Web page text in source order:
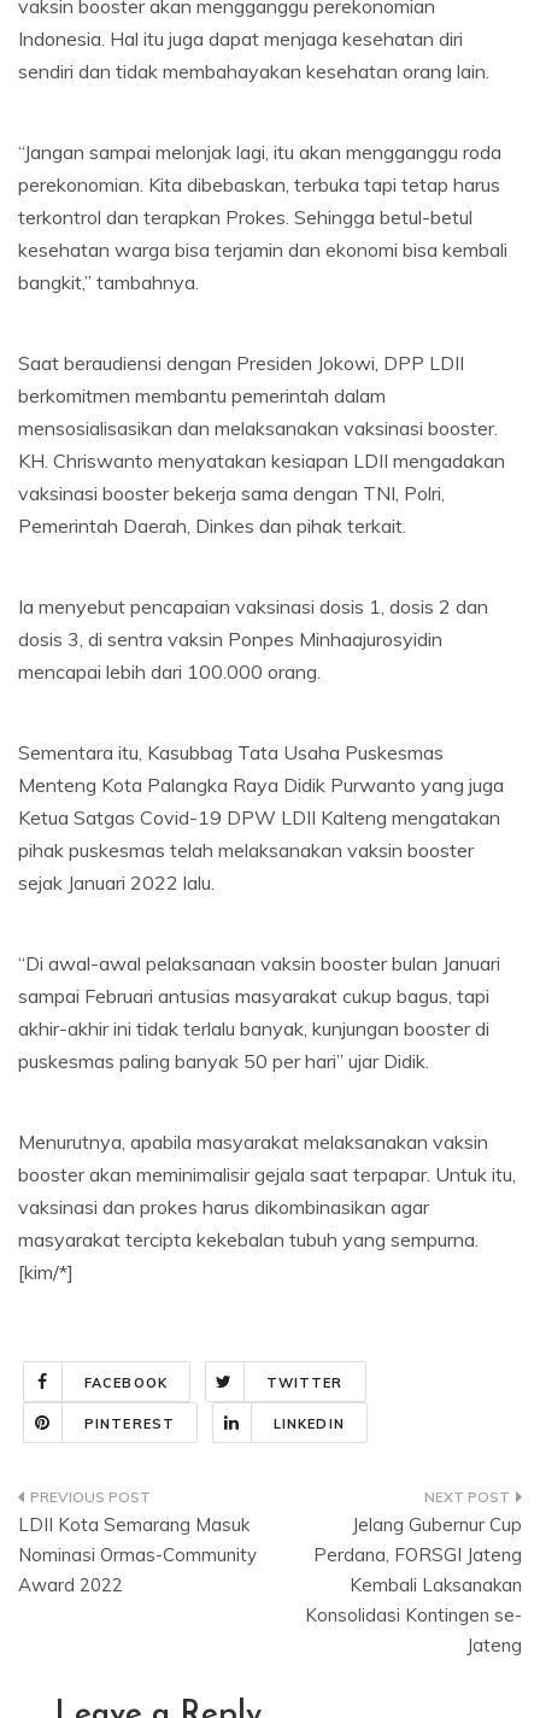
vaksin booster akan mengganggu perekonomian
Indonesia. Hal itu juga dapat menjaga kesehatan diri
sendiri dan tidak membahayakan kesehatan orang lain.
“Jangan sampai melonjak lagi, itu akan mengganggu roda
perekonomian. Kita dibebaskan, terbuka tapi tetap harus
terkontrol dan terapkan Prokes. Sehingga betul-betul
kesehatan warga bisa terjamin dan ekonomi bisa kembali
bangkit,” tambahnya.
Saat beraudiensi dengan Presiden Jokowi, DPP LDII
berkomitmen membantu pemerintah dalam
mensosialisasikan dan melaksanakan vaksinasi booster.
KH. Chriswanto menyatakan kesiapan LDII mengadakan
vaksinasi booster bekerja sama dengan TNI, Polri,
Pemerintah Daerah, Dinkes dan pihak terkait.
Ia menyebut pencapaian vaksinasi dosis 1, dosis 2 dan
dosis 3, di sentra vaksin Ponpes Minhaajurosyidin
mencapai lebih dari 100.000 orang.
Sementara itu, Kasubbag Tata Usaha Puskesmas
Menteng Kota Palangka Raya Didik Purwanto yang juga
Ketua Satgas Covid-19 DPW LDII Kalteng mengatakan
pihak puskesmas telah melaksanakan vaksin booster
sejak Januari 2022 lalu.
“Di awal-awal pelaksanaan vaksin booster bulan Januari
sampai Februari antusias masyarakat cukup bagus, tapi
akhir-akhir ini tidak terlalu banyak, kunjungan booster di
puskesmas paling banyak 50 per hari” ujar Didik.
Menurutnya, apabila masyarakat melaksanakan vaksin
booster akan meminimalisir gejala saat terpapar. Untuk itu,
vaksinasi dan prokes harus dikombinasikan agar
masyarakat tercipta kekebalan tubuh yang sempurna.
[kim/*]
FACEBOOK TWITTER
PINTEREST LINKEDIN
Post
navigation
LDII Kota Semarang Masuk
Nominasi Ormas-Community
Award 2022
Jelang Gubernur Cup
Perdana, FORSGI Jateng
Kembali Laksanakan
Konsolidasi Kontingen se-
Jateng